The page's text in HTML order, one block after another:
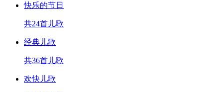
快乐的节日
共24首儿歌
经典儿歌
共36首儿歌
欢快儿歌